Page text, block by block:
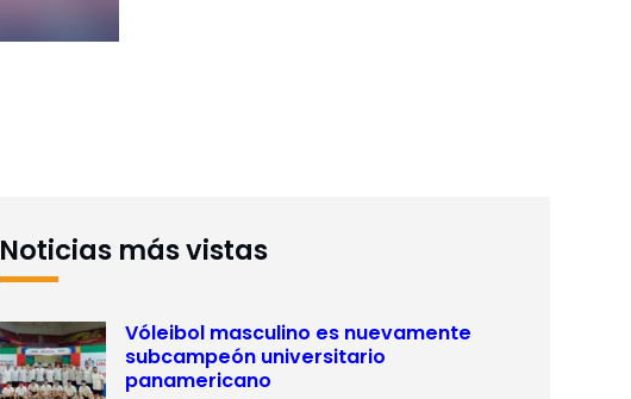
Noticias más vistas
Vóleibol masculino es nuevamente
subcampeón universitario
panamericano